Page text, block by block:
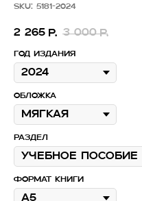
SKU: 5181-2024
2 265 р. 3 000 р.
Год издания
Обложка
Раздел
Формат книги